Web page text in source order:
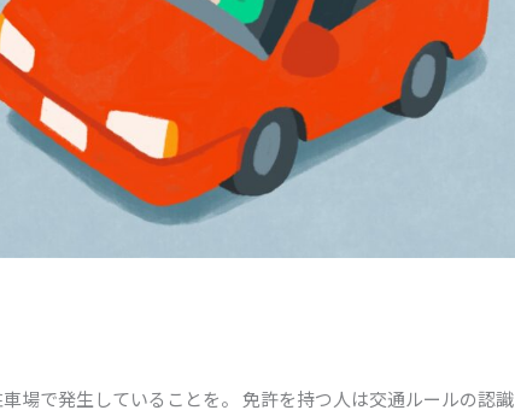
場で発生していることを。 免許を持つ人は交通ルールの認識